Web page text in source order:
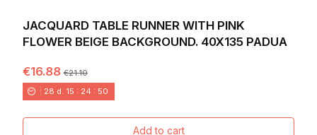
JACQUARD TABLE RUNNER WITH PINK
FLOWER BEIGE BACKGROUND. 40X135 PADUA
€16.88€21.10
28 d. 15 : 24 : 49
Add to cart